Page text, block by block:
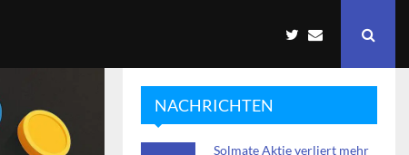
NACHRICHTEN
Solmate Aktie verliert mehr